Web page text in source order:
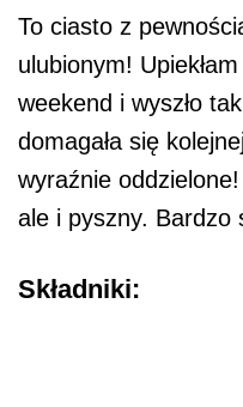
To ciasto z
ulubionym!
weekend i wyszło
domagała się
wyraźnie oddzielone!
ale i pyszny. Bardzo
Składniki: